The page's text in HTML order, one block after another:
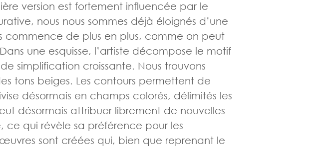
version est fortement influencée par le
nous nous sommes déjà éloignés d’une
commence de plus en plus, comme on peut
une esquisse, l’artiste décompose le motif
simplification croissante. Nous trouvons
tons beiges. Les contours permettent de
désormais en champs colorés, délimités les
désormais attribuer librement de nouvelles
ce qui révèle sa préférence pour les
sont créées qui, bien que reprenant le